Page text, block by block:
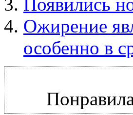
Появились
Ожирение
особенно в